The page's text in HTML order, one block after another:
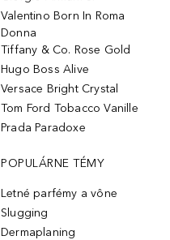
Valentino Born In Roma
Donna
Tiffany & Co. Rose Gold
Hugo Boss Alive
Versace Bright Crystal
Tom Ford Tobacco Vanille
Prada Paradoxe
POPULÁRNE TÉMY
Letné parfémy a vône
Slugging
Dermaplaning